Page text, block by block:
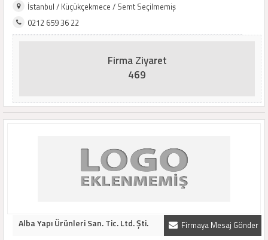
İstanbul / Küçükçekmece / Semt Seçilmemiş
0212 659 36 22
Firma Ziyaret
469
Firmaya Mesaj Gönder
Alba Yapı Ürünleri San. Tic. Ltd. Şti.